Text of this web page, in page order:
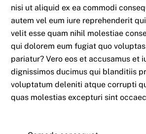
nisi ut aliquid ex ea commodi
autem vel eum iure reprehenderit
velit esse quam nihil molestiae
qui dolorem eum fugiat quo
pariatur? Vero eos et accusamus et
dignissimos ducimus qui blanditiis
voluptatum deleniti atque corrupti
quas molestias excepturi sint